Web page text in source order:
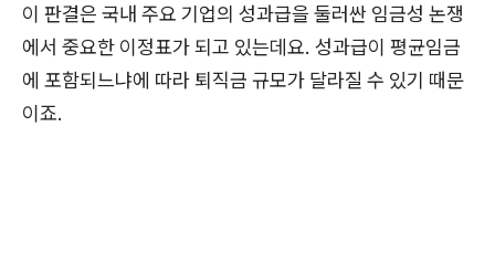
이 판결은 국내 주요 기업의 성과급을 둘러싼 임금성 논쟁
에서 중요한 이정표가 되고 있는데요. 성과급이 평균임금
에 포함되느냐에 따라 퇴직금 규모가 달라질 수 있기 때문
이죠.